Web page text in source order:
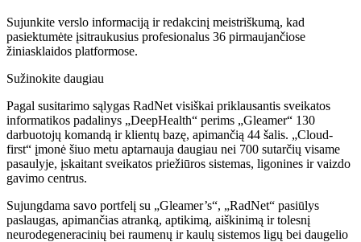
Sujunkite verslo informaciją ir redakcinį meistriškumą, kad
pasiektumėte įsitraukusius profesionalus 36 pirmaujančiose
žiniasklaidos platformose.
Sužinokite daugiau
Pagal susitarimo sąlygas RadNet visiškai priklausantis sveikatos
informatikos padalinys „DeepHealth“ perims „Gleamer“ 130
darbuotojų komandą ir klientų bazę, apimančią 44 šalis. „Cloud-
first“ įmonė šiuo metu aptarnauja daugiau nei 700 sutarčių visame
pasaulyje, įskaitant sveikatos priežiūros sistemas, ligonines ir vaizdo
gavimo centrus.
Sujungdama savo portfelį su „Gleamer’s“, „RadNet“ pasiūlys
paslaugas, apimančias atranką, aptikimą, aiškinimą ir tolesnį
neurodegeneracinių bei raumenų ir kaulų sistemos ligų bei daugelio